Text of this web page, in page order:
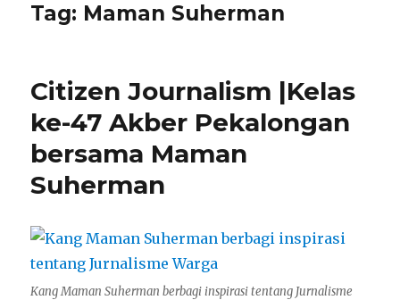
Tag: Maman Suherman
Citizen Journalism |Kelas
ke-47 Akber Pekalongan
bersama Maman
Suherman
Kang Maman Suherman berbagi inspirasi tentang Jurnalisme